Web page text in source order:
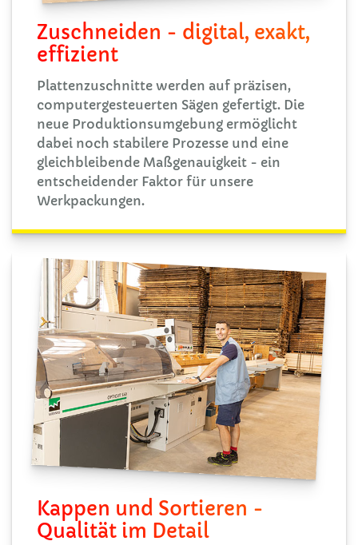
Zuschneiden - digital, exakt,
effizient
Plattenzuschnitte werden auf präzisen,
computergesteuerten Sägen gefertigt. Die
neue Produktionsumgebung ermöglicht
dabei noch stabilere Prozesse und eine
gleichbleibende Maßgenauigkeit - ein
entscheidender Faktor für unsere
Werkpackungen.
Kappen und Sortieren -
Qualität im Detail